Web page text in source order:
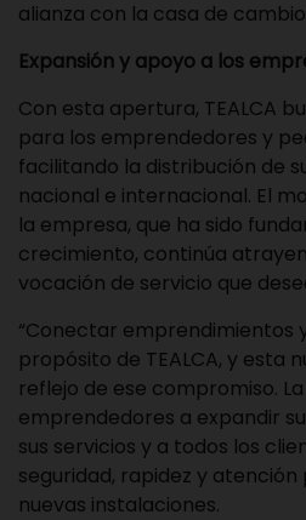
alianza con la casa de
Expansión y apoyo a los
Con esta apertura, TEALCA
para los emprendedores y
facilitando la distribución de
nacional e internacional. El
la empresa, que ha sido
crecimiento, continúa
vocación de servicio que
“Conectar emprendimientos
propósito de TEALCA, y esta
reflejo de ese compromiso.
emprendedores a expandir
sus servicios y a todos los
seguridad, rapidez y atención
nuevas instalaciones.